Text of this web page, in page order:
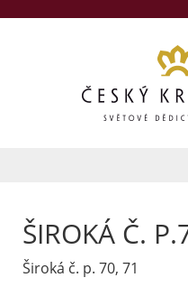
ŠIROKÁ Č.
Široká č. p. 70, 71